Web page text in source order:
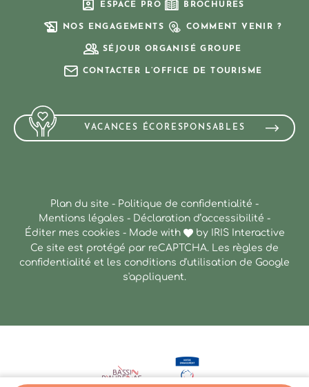
ESPACE PRO BROCHURES
NOS ENGAGEMENTS COMMENT VENIR ?
SÉJOUR ORGANISÉ GROUPE
CONTACTER L’OFFICE DE TOURISME
VACANCES ÉCORESPONSABLES
Plan du site - Politique de confidentialité -
Mentions légales - Déclaration d’accessibilité -
Éditer mes cookies - Made with by
IRIS Interactive
Ce site est protégé par reCAPTCHA. Les règles de
confidentialité et les conditions d'utilisation de Google
s'appliquent.